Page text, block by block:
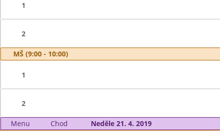
1
2
MŠ (9:00 - 10:00)
1
2
Menu Chod
Neděle 21. 4. 2019